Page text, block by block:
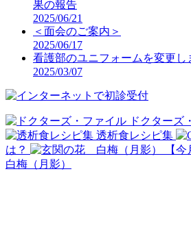
果の報告
2025/06/21
＜面会のご案内＞
2025/06/17
看護部のユニフォームを変更し
2025/03/07
ドクターズ
透析食レシピ集
は？
【
白梅（月影）